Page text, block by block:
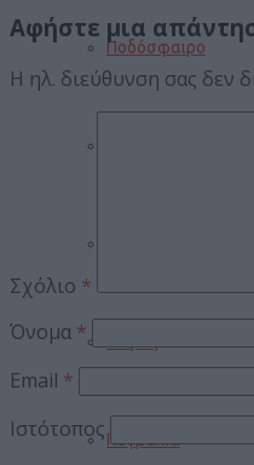
Ποδόσφαιρο
Πυγμαχία
Αφήστε μια
Η ηλ. διεύθυνση σας δεν
Σχόλιο *
Όνομα *
Email *
Ιστότοπος